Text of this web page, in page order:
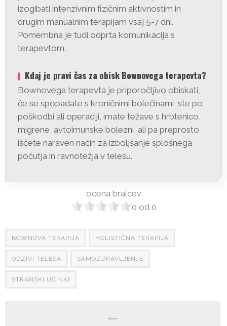
izogibati intenzivnim fizičnim aktivnostim in
drugim manualnim terapijam vsaj 5-7 dni.
Pomembna je tudi odprta komunikacija s
terapevtom.
Kdaj je pravi čas za obisk Bownovega terapevta?
Bownovega terapevta je priporočljivo obiskati,
če se spopadate s kroničnimi bolečinami, ste po
poškodbi ali operaciji, imate težave s hrbtenico,
migrene, avtoimunske bolezni, ali pa preprosto
iščete naraven način za izboljšanje splošnega
počutja in ravnotežja v telesu.
ocena bralcev
0 od 0
BOWNOVA TERAPIJA HOLISTIČNA TERAPIJA
ODZIVI TELESA SAMOZDRAVLJENJE
STRANSKI UČINKI